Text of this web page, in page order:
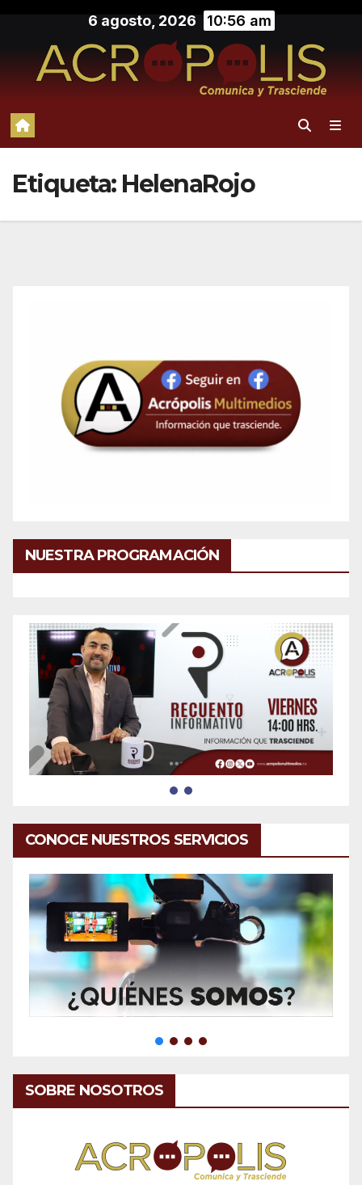
contenido
6 agosto, 2026 10:56 am
Etiqueta: HelenaRojo
NUESTRA PROGRAMACIÓN
CONOCE NUESTROS SERVICIOS
SOBRE NOSOTROS